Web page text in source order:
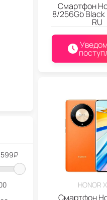
Смартфон
8/256Gb
RU
HONOR
Смартфон